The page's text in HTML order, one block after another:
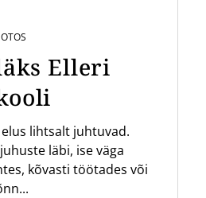
Elleri
lihtsalt juhtuvad.
läbi, ise väga
kõvasti töötades või